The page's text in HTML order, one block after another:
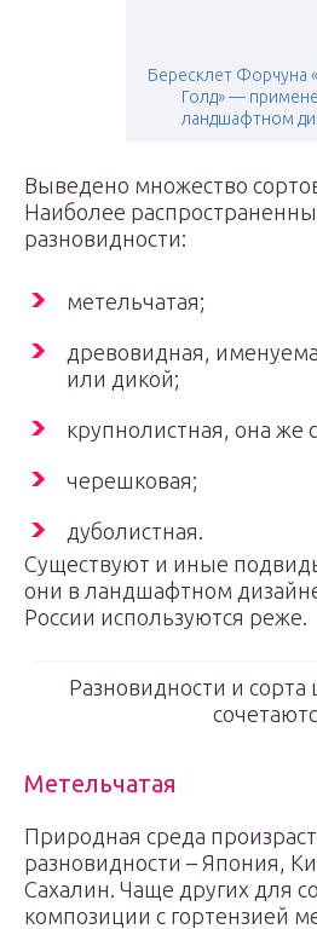
Бересклет Форчуна
Голд» —
ландшафтном
Выведено множество
Наиболее
разновидности:
метельчатая;
древовидная,
или дикой;
крупнолистная, она же
черешковая;
дуболистная.
Существуют и иные
они в ландшафтном
России используются реже.
Разновидности и сорта
Метельчатая
Природная среда
разновидности – Япония,
Сахалин. Чаще других для
композиции с гортензией